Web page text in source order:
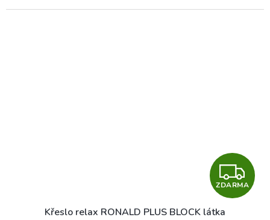
Z
D
ZDARMA
Křeslo relax RONALD PLUS BLOCK látka